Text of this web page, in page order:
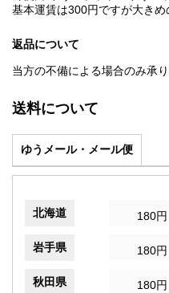
基本運賃は300円ですが大きめ
返品について
当方の不備による場合のみ承り
送料について
ゆうメール・メール便
北海道 180円
岩手県 180円
秋田県 180円